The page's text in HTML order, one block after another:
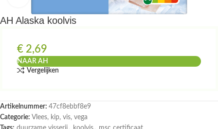
AH Alaska koolvis
€ 2,69
NAAR AH
Vergelijken
Artikelnummer: 47cf8ebbf8e9
Categorie: Vlees, kip, vis, vega